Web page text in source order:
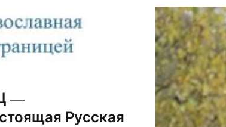
Шойгу,
—
Русская